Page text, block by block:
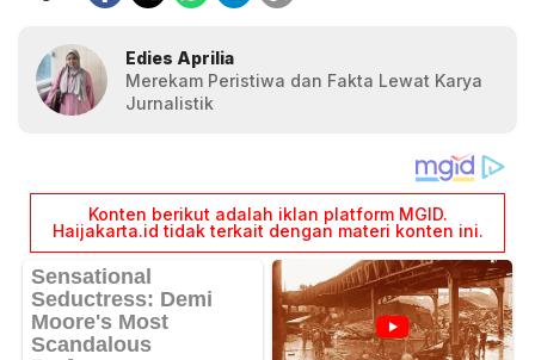
Edies Aprilia
Merekam Peristiwa dan Fakta Lewat Karya
Jurnalistik